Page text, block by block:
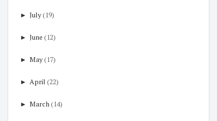
► July(19)
► June (12)
► May(17)
► April (22)
► March(14)